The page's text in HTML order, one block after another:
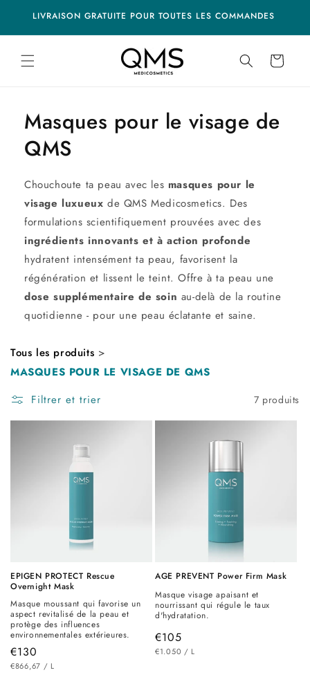
passer
contenu
missing:
missing:
LIVRAISON GRATUITE POUR TOUTES LES COMMANDES
Panier
Masques pour le visage de
QMS
Chouchoute ta peau avec les masques pour le
visage luxueux de QMS Medicosmetics. Des
formulations scientifiquement prouvées avec des
ingrédients innovants et à action profonde
hydratent intensément ta peau, favorisent la
régénération et lissent le teint. Offre à ta peau une
dose supplémentaire de soin au-delà de la routine
quotidienne - pour une peau éclatante et saine.
Tous les produits >
MASQUES POUR LE VISAGE DE QMS
Filtrer et trier
7 produits
EPIGEN PROTECT Rescue
Overnight Mask
Masque moussant qui favorise un
aspect revitalisé de la peau et
protège des influences
environnementales extérieures.
Prix
habituel
€130
PRIX
€866,67 / PAR
L
AGE PREVENT Power Firm Mask
Masque visage apaisant et
nourrissant qui régule le taux
d'hydratation.
Prix
habituel
€105
PRIX
€1.050 / PAR
L